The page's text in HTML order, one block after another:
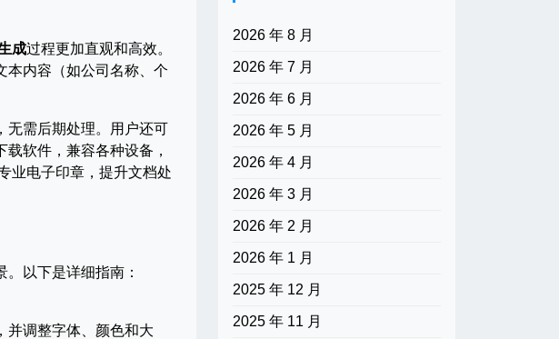
成过程更加直观和高效。
本内容（如公司名称、个
无需后期处理。用户还可
软件，兼容各种设备，
业电子印章，提升文档处
以下是详细指南：
并调整字体、颜色和大
2026 年 8 月
2026 年 7 月
2026 年 6 月
2026 年 5 月
2026 年 4 月
2026 年 3 月
2026 年 2 月
2026 年 1 月
2025 年 12 月
2025 年 11 月